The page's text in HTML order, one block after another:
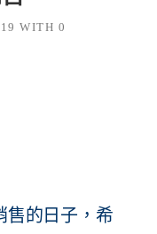
WITH 0
售的日子，希